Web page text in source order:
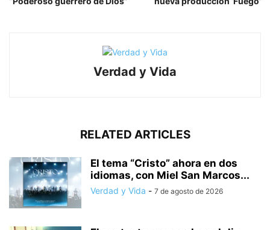
Verdad y Vida
RELATED ARTICLES
El tema “Cristo” ahora en dos
idiomas, con Miel San Marcos...
Verdad y Vida - 7 de agosto de 2026